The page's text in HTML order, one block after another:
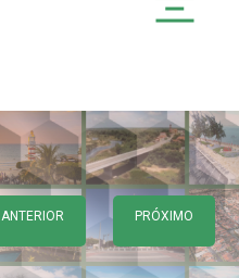
ANTERIOR PRÓXIMO